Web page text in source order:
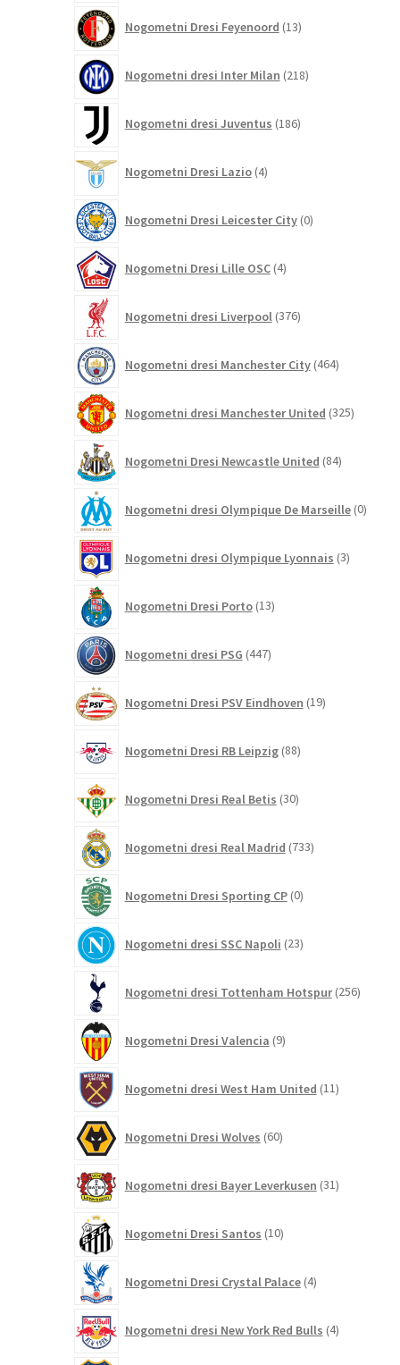
Nogometni Dresi Feyenoord 13izdelkov
Nogometni dresi Inter Milan 218izdelkov
Nogometni dresi Juventus 186izdelkov
Nogometni Dresi Lazio 4izdelki
Nogometni Dresi Leicester City 0izdelkov
Nogometni Dresi Lille OSC 4izdelki
Nogometni dresi Liverpool 376izdelkov
Nogometni dresi Manchester City 464izdelkov
Nogometni dresi Manchester United 325izdelkov
Nogometni Dresi Newcastle United 84izdelkov
Nogometni dresi Olympique De Marseille 0
Nogometni dresi Olympique Lyonnais 3izdelki
Nogometni Dresi Porto 13izdelkov
Nogometni dresi PSG 447izdelkov
Nogometni Dresi PSV Eindhoven 19izdelkov
Nogometni Dresi RB Leipzig 88izdelkov
Nogometni Dresi Real Betis 30izdelkov
Nogometni dresi Real Madrid 733izdelkov
Nogometni Dresi Sporting CP 0izdelkov
Nogometni dresi SSC Napoli 23izdelkov
Nogometni dresi Tottenham Hotspur 256
Nogometni Dresi Valencia 9izdelkov
Nogometni dresi West Ham United 11izdelkov
Nogometni Dresi Wolves 60izdelkov
Nogometni dresi Bayer Leverkusen 31izdelkov
Nogometni Dresi Santos 10izdelkov
Nogometni Dresi Crystal Palace 4izdelki
Nogometni dresi New York Red Bulls 4izdelki